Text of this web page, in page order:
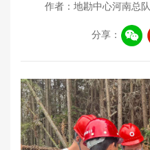
作者：地勘中心河南总队
分享：